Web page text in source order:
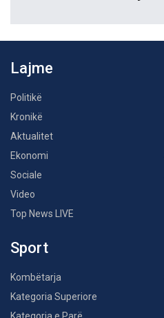
Lajme
Politikë
Kronikë
Aktualitet
Ekonomi
Sociale
Video
Top News LIVE
Sport
Kombëtarja
Kategoria Superiore